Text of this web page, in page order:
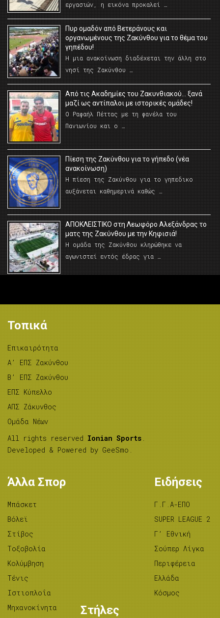
εργασιών, η εικόνα προκαλεί …
Πυρ ομαδόν από Βετεράνους και
οργανωμένους της Ζακύνθου για το θέμα του
γηπέδου!
Η μια ανακοίνωση διαδέχεται την άλλη στο
νησί της Ζακύνθου …
Από τις Ακαδημίες του Ζακυνθιακού… ξανά
μαζί ως αντίπαλοι με ιστορικές ομάδες!
Ο Ραφαήλ Πέττας με τη φανέλα του
Πανιωνίου και ο …
Πίεση της Ζακύνθου για το γήπεδο (νέα
ανακοίνωση)
Η πίεση της Ζακύνθου για το γηπεδικο
αυξάνεται καθημερινά καθώς …
AΠΟΚΛΕΙΣΤΙΚΟ στη Λεωφόρο Αλεξάνδρας το
ματς της Ζακύνθου με την Κηφισιά!
Η ομάδα της Ζακύνθου κληρώθηκε να
αγωνιστεί εντός έδρας για …
Τοπικά
Επικαιρότητα
A’ ΕΠΣ Ζακύνθου
B’ ΕΠΣ Ζακύνθου
ΕΠΣ Κύπελλο
ΑΠΣ Ζάκυνθος
Ομάδα Νέων
All rights reserved Ionian Sports .
Developed & Powered by GeeSmo .
Άλλα Σπορ
Μπάσκετ
Βόλεϊ
Στίβος
Tοξοβολία
Κολύμβηση
Τένις
Ιστιοπλοΐα
Μηχανοκίνητα
Ειδήσεις
Γ.Γ.Α-ΕΠΟ
SUPER LEAGUE 2
Γ’ Εθνική
Σούπερ Λίγκα
Περιφέρεια
Ελλάδα
Κόσμος
Στήλες